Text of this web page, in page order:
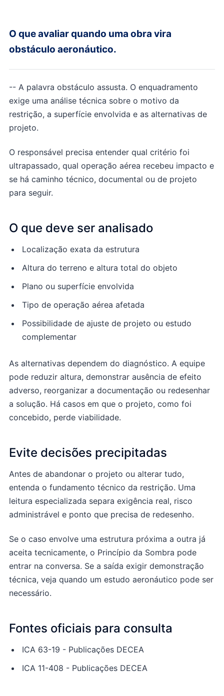
O que avaliar quando uma obra vira
obstáculo aeronáutico.
-- A palavra obstáculo assusta. O enquadramento
exige uma análise técnica sobre o motivo da
restrição, a superfície envolvida e as alternativas de
projeto.
O responsável precisa entender qual critério foi
ultrapassado, qual operação aérea recebeu impacto e
se há caminho técnico, documental ou de projeto
para seguir.
O que deve ser analisado
Localização exata da estrutura
Altura do terreno e altura total do objeto
Plano ou superfície envolvida
Tipo de operação aérea afetada
Possibilidade de ajuste de projeto ou estudo
complementar
As alternativas dependem do diagnóstico. A equipe
pode reduzir altura, demonstrar ausência de efeito
adverso, reorganizar a documentação ou redesenhar
a solução. Há casos em que o projeto, como foi
concebido, perde viabilidade.
Evite decisões precipitadas
Antes de abandonar o projeto ou alterar tudo,
entenda o fundamento técnico da restrição. Uma
leitura especializada separa exigência real, risco
administrável e ponto que precisa de redesenho.
Se o caso envolve uma estrutura próxima a outra já
aceita tecnicamente, o Princípio da Sombra pode
entrar na conversa. Se a saída exigir demonstração
técnica, veja quando um estudo aeronáutico pode ser
necessário.
Fontes oficiais para consulta
ICA 63-19 - Publicações DECEA
ICA 11-408 - Publicações DECEA